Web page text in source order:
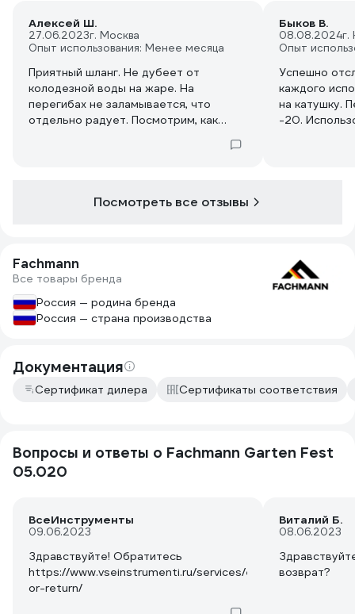
Алексей Ш.
27.06.2023г. Москва
Опыт использования: Менее месяца
Приятный шланг. Не дубеет от
колодезной воды на жаре. На
перегибах не заламывается, что
отдельно радует. Посмотрим, как
Быков В.
08.08.2024г.
Опыт
Успешно
каждого
на катушку.
-20.
Посмотреть все отзывы
Fachmann
Все товары бренда
Россия — родина бренда
Россия — страна производства
Документация
Сертификат дилера Сертификаты соответствия
Вопросы и ответы о Fachmann Garten Fest
05.020
ВсеИнструменты
09.06.2023
Здравствуйте! Обратитесь
https://www.vseinstrumenti.ru/services/exchange-
or-return/
Виталий Б.
08.06.2023
возврат?